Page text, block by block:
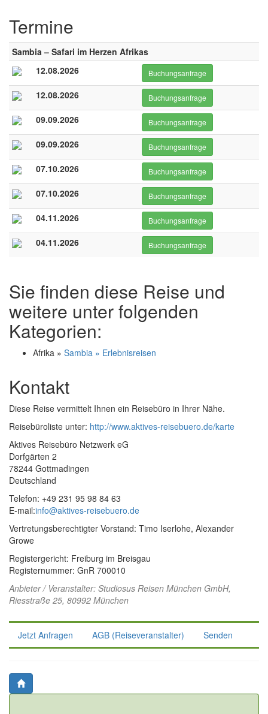
Termine
Sambia – Safari im Herzen Afrikas
12.08.2026
Buchungsanfrage
12.08.2026 Buchungsanfrage
09.09.2026 Buchungsanfrage
09.09.2026 Buchungsanfrage
07.10.2026 Buchungsanfrage
07.10.2026 Buchungsanfrage
04.11.2026 Buchungsanfrage
04.11.2026 Buchungsanfrage
Sie finden diese Reise und
weitere unter folgenden
Kategorien:
Afrika » Sambia » Erlebnisreisen
Kontakt
Diese Reise vermittelt Ihnen ein Reisebüro in Ihrer Nähe.
Reisebüroliste unter: http://www.aktives-reisebuero.de/karte
Aktives Reisebüro Netzwerk eG
Dorfgärten 2
78244 Gottmadingen
Deutschland
Telefon: +49 231 95 98 84 63
E-mail:info@aktives-reisebuero.de
Vertretungsberechtigter Vorstand: Timo Iserlohe, Alexander
Growe
Registergericht: Freiburg im Breisgau
Registernummer: GnR 700010
Anbieter / Veranstalter: Studiosus Reisen München GmbH,
Riesstraße 25, 80992 München
Jetzt Anfragen AGB (Reiseveranstalter) Senden